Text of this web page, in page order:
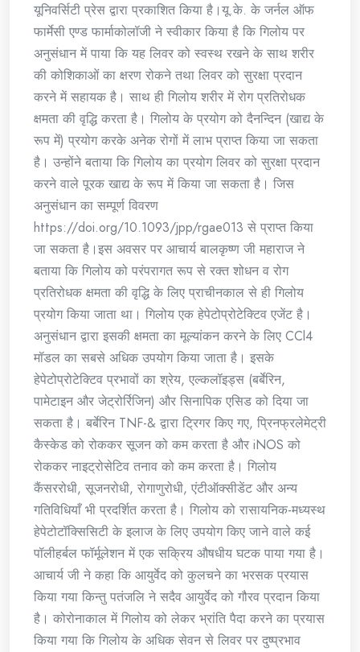
यूनिवर्सिटी प्रेस द्वारा प्रकाशित किया है।यू.के. के जर्नल ऑफ
फार्मेसी एण्ड फार्माकोलॉजी ने स्वीकार किया है कि गिलोय पर
अनुसंधान में पाया कि यह लिवर को स्वस्थ रखने के साथ शरीर
की कोशिकाओं का क्षरण रोकने तथा लिवर को सुरक्षा प्रदान
करने में सहायक है। साथ ही गिलोय शरीर में रोग प्रतिरोधक
क्षमता की वृद्धि करता है। गिलोय के प्रयोग को दैनन्दिन (खाद्य के
रूप में) प्रयोग करके अनेक रोगों में लाभ प्राप्त किया जा सकता
है। उन्होंने बताया कि गिलोय का प्रयोग लिवर को सुरक्षा प्रदान
करने वाले पूरक खाद्य के रूप में किया जा सकता है। जिस
अनुसंधान का सम्पूर्ण विवरण
https://doi.org/10.1093/jpp/rgae013 से प्राप्त किया
जा सकता है।इस अवसर पर आचार्य बालकृष्ण जी महाराज ने
बताया कि गिलोय को परंपरागत रूप से रक्त शोधन व रोग
प्रतिरोधक क्षमता की वृद्धि के लिए प्राचीनकाल से ही गिलोय
प्रयोग किया जाता था। गिलोय एक हेपेटोप्रोटेक्टिव एजेंट है।
अनुसंधान द्वारा इसकी क्षमता का मूल्यांकन करने के लिए CCl4
मॉडल का सबसे अधिक उपयोग किया जाता है। इसके
हेपेटोप्रोटेक्टिव प्रभावों का श्रेय, एल्कलॉइड्स (बर्बेरिन,
पामेटाइन और जेट्रोर्रिजिन) और सिनापिक एसिड को दिया जा
सकता है। बर्बेरिन TNF-& द्वारा ट्रिगर किए गए, प्रिनफ्रलेमेट्री
कैस्केड को रोककर सूजन को कम करता है और iNOS को
रोककर नाइट्रोसेटिव तनाव को कम करता है। गिलोय
कैंसररोधी, सूजनरोधी, रोगाणुरोधी, एंटीऑक्सीडेंट और अन्य
गतिविधियाँ भी प्रदर्शित करता है। गिलोय को रासायनिक-मध्यस्थ
हेपेटोटॉक्सिसिटी के इलाज के लिए उपयोग किए जाने वाले कई
पॉलीहर्बल फॉर्मूलेशन में एक सक्रिय औषधीय घटक पाया गया है।
आचार्य जी ने कहा कि आयुर्वेद को कुलचने का भरसक प्रयास
किया गया किन्तु पतंजलि ने सदैव आयुर्वेद को गौरव प्रदान किया
है। कोरोनाकाल में गिलोय को लेकर भ्रांति पैदा करने का प्रयास
किया गया कि गिलोय के अधिक सेवन से लिवर पर दुष्प्रभाव